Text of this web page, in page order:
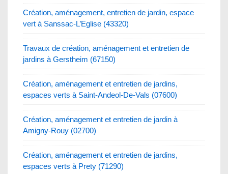
Création, aménagement, entretien de jardin, espace
vert à Sanssac-L’Eglise (43320)
Travaux de création, aménagement et entretien de
jardins à Gerstheim (67150)
Création, aménagement et entretien de jardins,
espaces verts à Saint-Andeol-De-Vals (07600)
Création, aménagement et entretien de jardin à
Amigny-Rouy (02700)
Création, aménagement et entretien de jardins,
espaces verts à Prety (71290)